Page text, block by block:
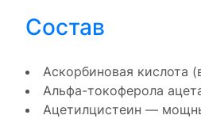
Состав
Аскорбиновая кислота
Альфа-токоферола
Ацетилцистеин —